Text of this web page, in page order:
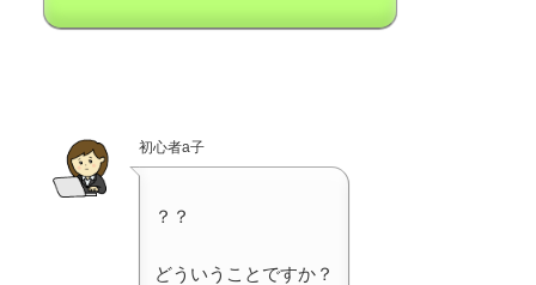
初心者a子
？？
どういうことですか？